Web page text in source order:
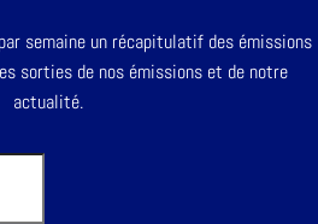
semaine un récapitulatif des émissions
sorties de nos émissions et de notre
actualité.